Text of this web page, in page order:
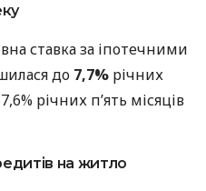
ставка за іпотечними
до 7,7% річних
річних п’ять місяців
на житло